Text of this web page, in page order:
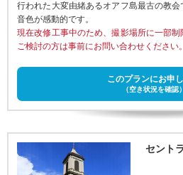
行われた大変由緒あるオアフ島最古の教
音色が感動的です。
現在改修工事中のため、撮影場所に一部
ご検討の方は事前にお問い合わせください。
このプランにお申
（空き状況を確認）
セント